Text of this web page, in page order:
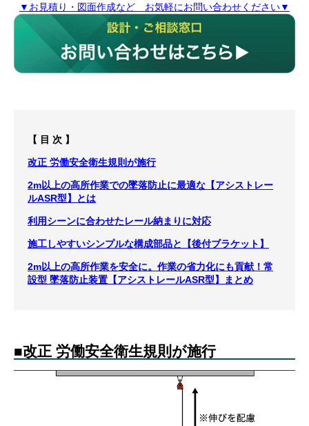
▼お見積り・図面作成など お気軽にお問い合わせください▼
【 目 次 】
改正 労働安全衛生規則が施行
2m以上の高所作業での墜落防止に最適な【アシストレー
ルASR型】とは
利用シーンに合わせたレール納まりに対応
施工しやすいシンプルな構成部品と【後付ブラケット】
2m以上の高所作業を安全に。作業の省力化にも貢献！常
設型 墜落防止装置【アシストレールASR型】まとめ
■改正 労働安全衛生規則が施行